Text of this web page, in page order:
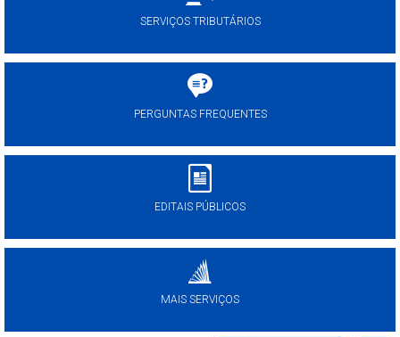
SERVIÇOS TRIBUTÁRIOS
PERGUNTAS FREQUENTES
EDITAIS PÚBLICOS
MAIS SERVIÇOS